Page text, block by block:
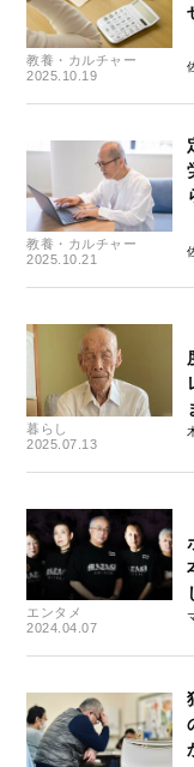
教養・カルチャー
2025.10.19
教養・カルチャー
2025.10.21
暮らし
2025.07.13
エンタメ
2024.04.07